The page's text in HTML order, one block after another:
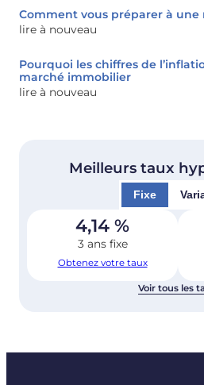
Comment vous préparer à une
lire à nouveau
Pourquoi les chiffres de
marché immobilier
lire à nouveau
Meilleurs taux
Fixe
4,14 %
3 ans fixe
Obtenez votre taux
Voir tous les